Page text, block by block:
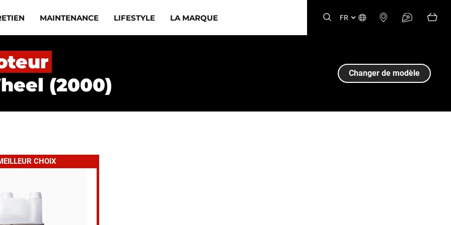
MAINTENANCE LIFESTYLE LA MARQUE FR
(2000)
Changer de modèle
CHOIX